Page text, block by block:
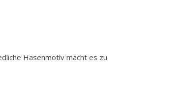
Hasenmotiv macht es zu